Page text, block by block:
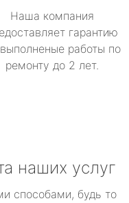
Наша компания
гарантию
работы по
ремонту до 2 лет.
наших услуг
способами, будь то